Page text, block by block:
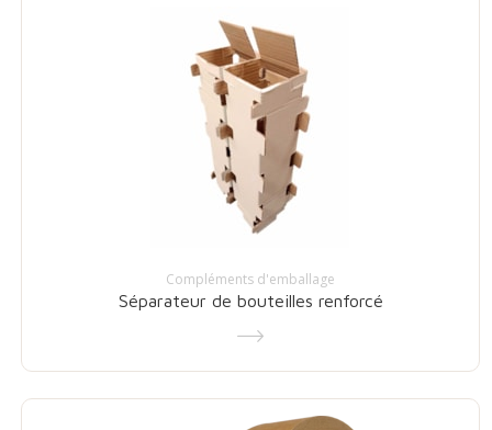
Compléments d'emballage
Séparateur de bouteilles renforcé